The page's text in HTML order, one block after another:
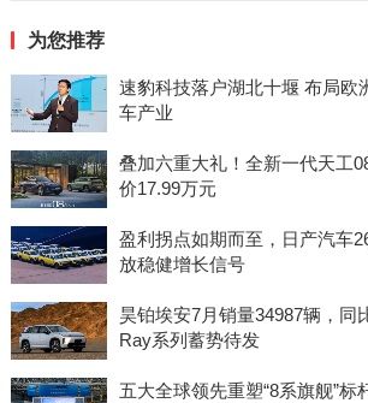
为您推荐
速豹科技落户湖北十堰 布局欧
车产业
叠加六重大礼！全新一代天工
价17.99万元
盈利拐点如期而至，日产汽车
放稳健增长信号
昊铂埃安7月销量34987辆，同
Ray系列蓄势待发
五大全球领先重塑“8系旗舰”标